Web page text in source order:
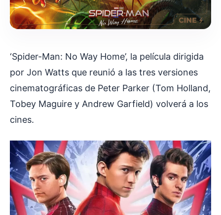
‘Spider-Man: No Way Home’, la película dirigida
por Jon Watts que reunió a las tres versiones
cinematográficas de Peter Parker (Tom Holland,
Tobey Maguire y Andrew Garfield) volverá a los
cines.